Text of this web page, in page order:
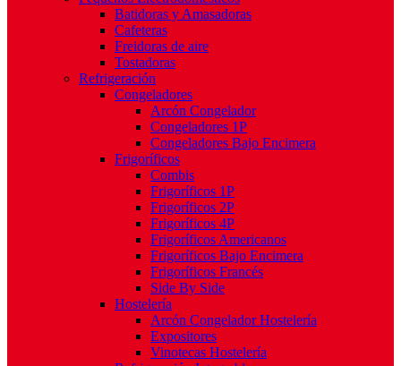
Batidoras y Amasadoras
Cafeteras
Freidoras de aire
Tostadoras
Refrigeración
Congeladores
Arcón Congelador
Congeladores 1P
Congeladores Bajo Encimera
Frigoríficos
Combis
Frigoríficos 1P
Frigoríficos 2P
Frigoríficos 4P
Frigoríficos Americanos
Frigoríficos Bajo Encimera
Frigoríficos Francés
Side By Side
Hostelería
Arcón Congelador Hostelería
Expositores
Vinotecas Hostelería